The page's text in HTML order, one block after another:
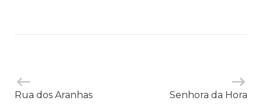
Rua dos Aranhas Senhora da Hora